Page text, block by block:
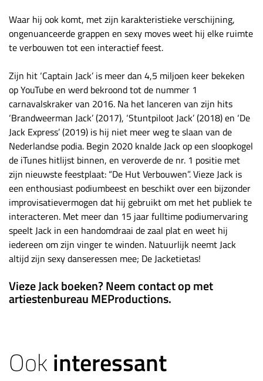
Waar hij ook komt, met zijn karakteristieke verschijning,
ongenuanceerde grappen en sexy moves weet hij elke ruimte
te verbouwen tot een interactief feest.
Zijn hit ‘Captain Jack’ is meer dan 4,5 miljoen keer bekeken
op YouTube en werd bekroond tot de nummer 1
carnavalskraker van 2016. Na het lanceren van zijn hits
‘Brandweerman Jack’ (2017), ‘Stuntpiloot Jack’ (2018) en ‘De
Jack Express’ (2019) is hij niet meer weg te slaan van de
Nederlandse podia. Begin 2020 knalde Jack op een sloopkogel
de iTunes hitlijst binnen, en veroverde de nr. 1 positie met
zijn nieuwste feestplaat: “De Hut Verbouwen”. Vieze Jack is
een enthousiast podiumbeest en beschikt over een bijzonder
improvisatievermogen dat hij gebruikt om met het publiek te
interacteren. Met meer dan 15 jaar fulltime podiumervaring
speelt Jack in een handomdraai de zaal plat en weet hij
iedereen om zijn vinger te winden. Natuurlijk neemt Jack
altijd zijn sexy danseressen mee; De Jacketietas!
Vieze Jack boeken? Neem contact op met
artiestenbureau MEProductions.
Ookinteressant